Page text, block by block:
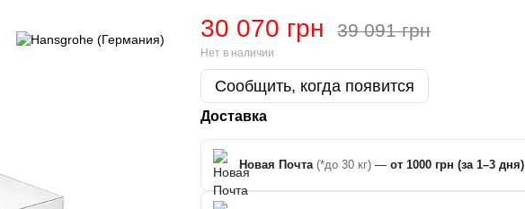
30 070 грн 39 091 грн
Нет в наличии
Сообщить, когда появится
Доставка
Новая Почта (*до 30 кг) — от 1000 грн (за 1–3 дня)